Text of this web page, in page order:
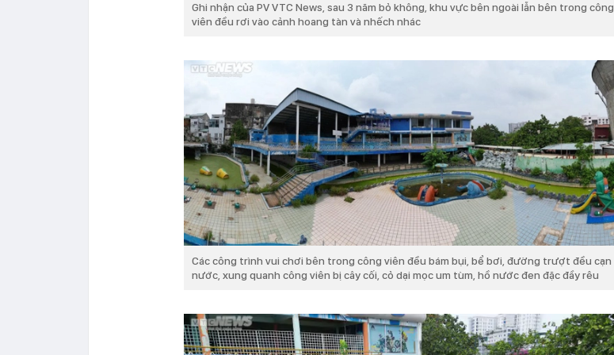
Ghi nhận của PV VTC News, sau 3 năm bỏ không, khu vực bên ngoài lẫn bên trong công
viên đều rơi vào cảnh hoang tàn và nhếch nhác
Các công trình vui chơi bên trong công viên đều bám bụi, bể bơi, đường trượt đều cạn
nước, xung quanh công viên bị cây cối, cỏ dại mọc um tùm, hồ nước đen đặc đầy rêu